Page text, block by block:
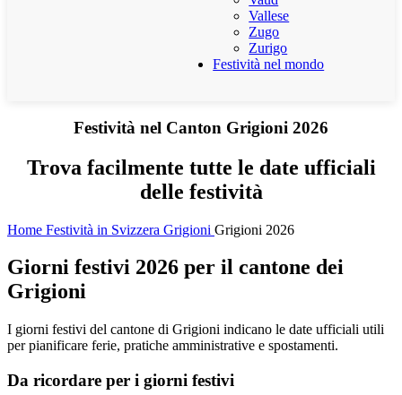
Vallese
Zugo
Zurigo
Festività nel mondo
Festività nel Canton Grigioni 2026
Trova facilmente tutte le date ufficiali
delle festività
Home Festività in Svizzera Grigioni Grigioni 2026
Giorni festivi 2026 per il cantone dei
Grigioni
I giorni festivi del cantone di Grigioni indicano le date ufficiali utili
per pianificare ferie, pratiche amministrative e spostamenti.
Da ricordare per i giorni festivi